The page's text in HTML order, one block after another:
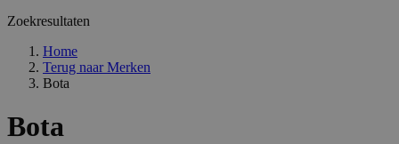
Zoekresultaten
Home
Terug naar Merken
Bota
Bota